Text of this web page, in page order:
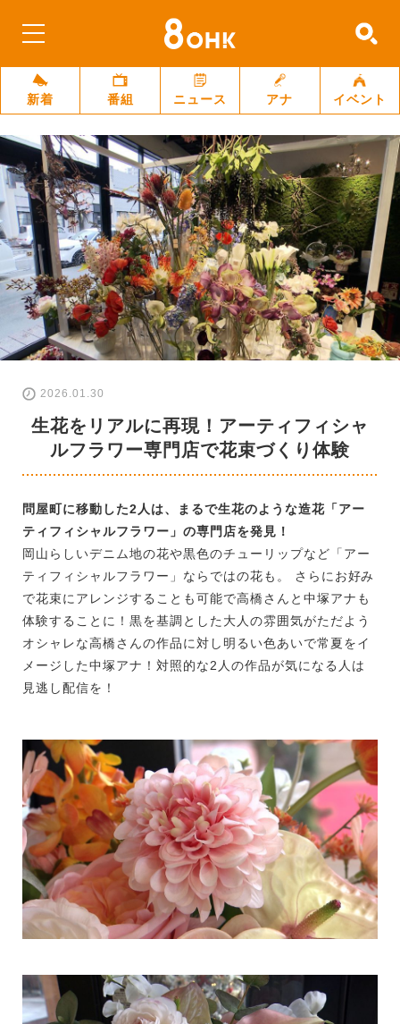
新着 番組 ニュース アナ イベント
2026.01.30
生花をリアルに再現！アーティフィシャ
ルフラワー専門店で花束づくり体験
問屋町に移動した2人は、まるで生花のような造花「アー
ティフィシャルフラワー」の専門店を発見！
岡山らしいデニム地の花や黒色のチューリップなど「アー
ティフィシャルフラワー」ならではの花も。 さらにお好み
で花束にアレンジすることも可能で高橋さんと中塚アナも
体験することに！黒を基調とした大人の雰囲気がただよう
オシャレな高橋さんの作品に対し明るい色あいで常夏をイ
メージした中塚アナ！対照的な2人の作品が気になる人は
見逃し配信を！